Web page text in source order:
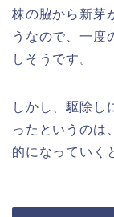
株の脇から新芽
うなので、一度
しそうです。
しかし、駆除し
ったというのは
的になっていく